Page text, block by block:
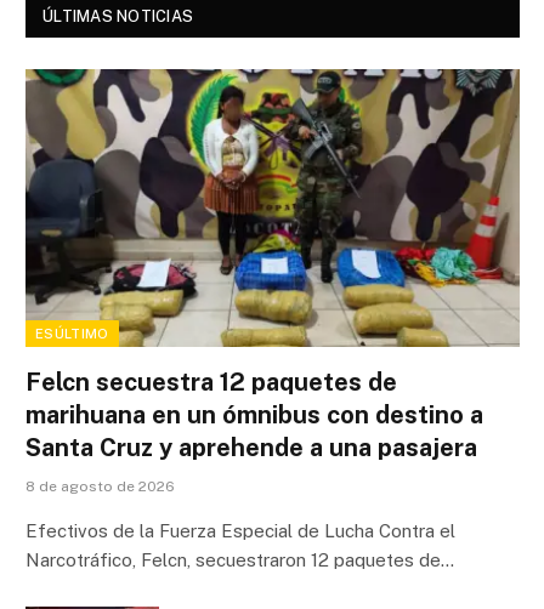
ÚLTIMAS NOTICIAS
ESÚLTIMO
Felcn secuestra 12 paquetes de
marihuana en un ómnibus con destino a
Santa Cruz y aprehende a una pasajera
8 de agosto de 2026
Efectivos de la Fuerza Especial de Lucha Contra el
Narcotráfico, Felcn, secuestraron 12 paquetes de…